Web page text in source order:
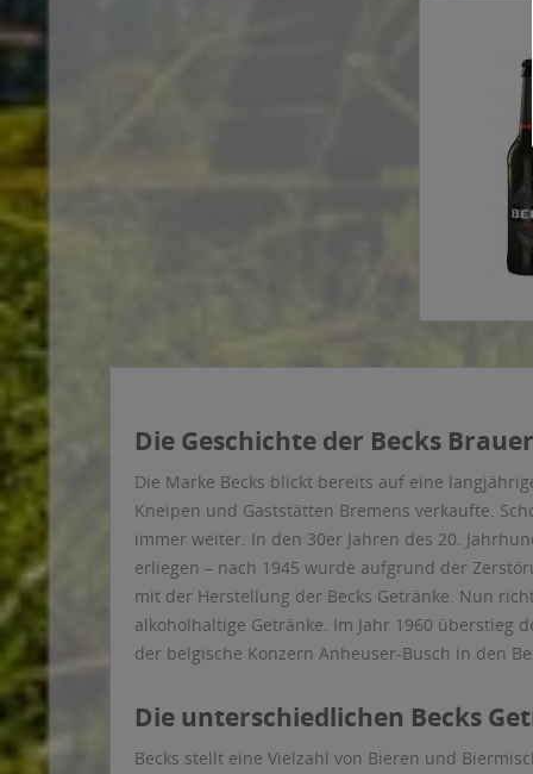
Die Geschichte der Becks
Die Marke Becks blickt bereits auf eine
Kneipen und Gaststätten Bremens verkaufte.
immer weiter. In den 30er Jahren des 20.
erliegen – nach 1945 wurde aufgrund der
mit der Herstellung der Becks Getränke. Nun
alkoholhaltige Getränke. Im Jahr 1960 überstieg
der belgische Konzern Anheuser-Busch in den
Die unterschiedlichen Becks
Becks stellt eine Vielzahl von Bieren und